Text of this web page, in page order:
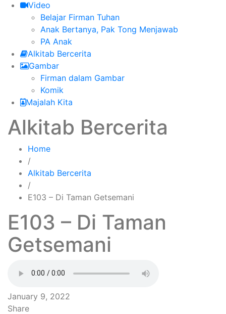
Video
Belajar Firman Tuhan
Anak Bertanya, Pak Tong Menjawab
PA Anak
Alkitab Bercerita
Gambar
Firman dalam Gambar
Komik
Majalah Kita
Alkitab Bercerita
Home
/
Alkitab Bercerita
/
E103 – Di Taman Getsemani
E103 – Di Taman
Getsemani
January 9, 2022
Share